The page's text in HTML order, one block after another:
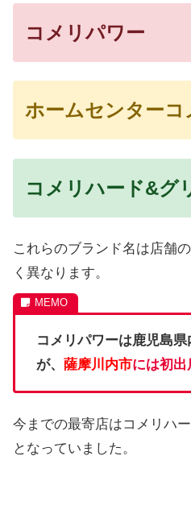
コメリパワー
ホームセンターコ
コメリハード&グ
これらのブランド名は店舗
く異なります。
コメリパワーは鹿児島
が、 薩摩川内市には初出
今までの最寄店はコメリハ
となっていました。